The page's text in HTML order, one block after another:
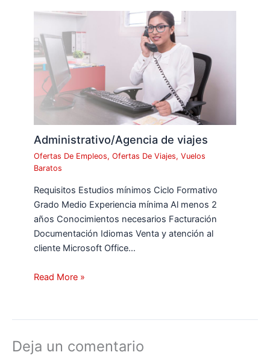
Administrativo/Agencia de viajes
Ofertas De Empleos,Ofertas De Viajes,Vuelos
Baratos
Requisitos Estudios mínimos Ciclo Formativo
Grado Medio Experiencia mínima Al menos 2
años Conocimientos necesarios Facturación
Documentación Idiomas Venta y atención al
cliente Microsoft Office…
Read More »
Deja un comentario